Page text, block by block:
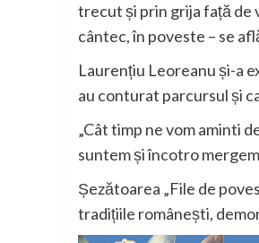
trecut și prin grija față de
cântec, în poveste – se
Laurențiu Leoreanu și-a
au conturat parcursul și
„Cât timp ne vom aminti
suntem și încotro
Șezătoarea „File de
tradițiile românești,